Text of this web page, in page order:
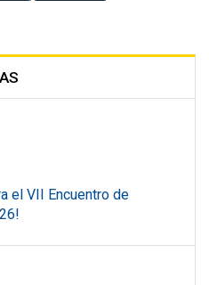
el VII Encuentro de